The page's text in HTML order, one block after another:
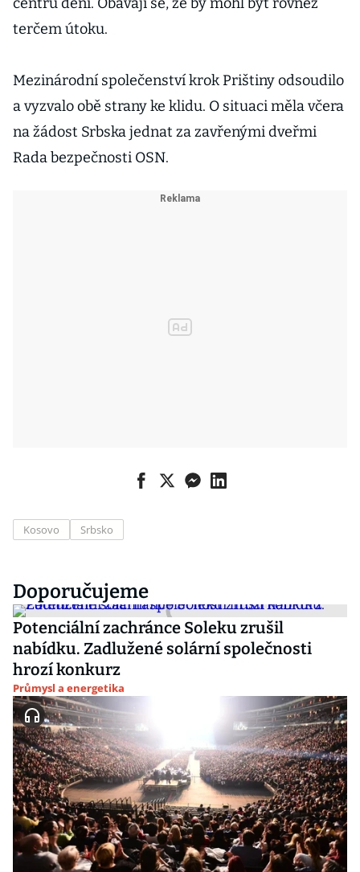
terčem útoku.
Mezinárodní společenství krok Prištiny odsoudilo
a vyzvalo obě strany ke klidu. O situaci měla včera
na žádost Srbska jednat za zavřenými dveřmi
Rada bezpečnosti OSN.
Kosovo Srbsko
Doporučujeme
Potenciální zachránce Soleku zrušil
nabídku. Zadlužené solární společnosti
hrozí konkurz
Průmysl a energetika